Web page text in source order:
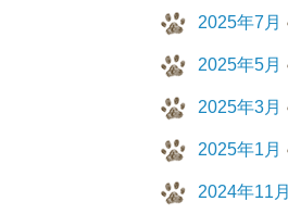
2025年7月
2025年5月
2025年3月
2025年1月
2024年11月